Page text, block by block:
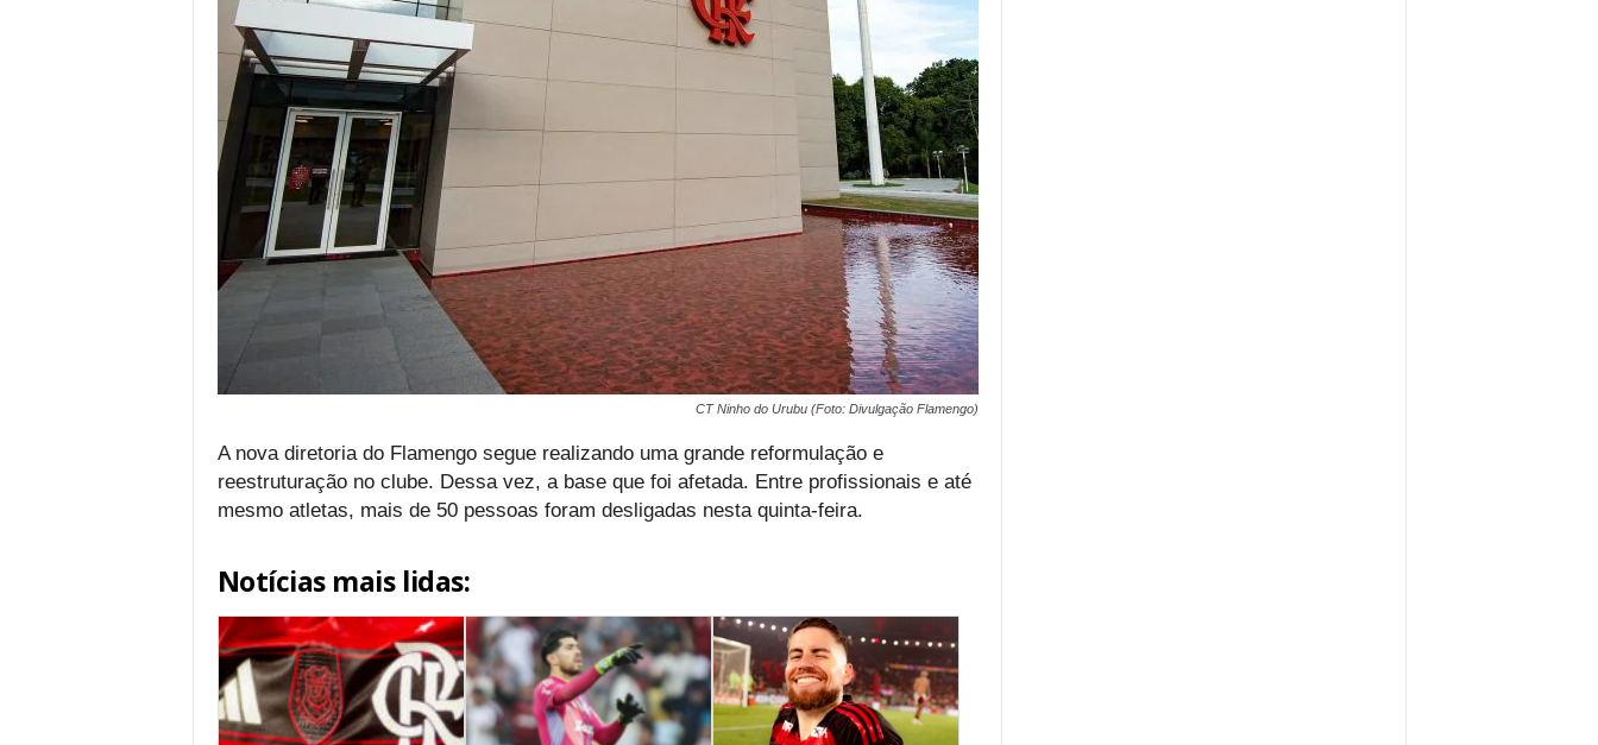
CT Ninho do Urubu (Foto: Divulgação Flamengo)
A nova diretoria do Flamengo segue realizando uma grande reformulação e
reestruturação no clube. Dessa vez, a base que foi afetada. Entre profissionais e até
mesmo atletas, mais de 50 pessoas foram desligadas nesta quinta-feira.
Notícias mais lidas: